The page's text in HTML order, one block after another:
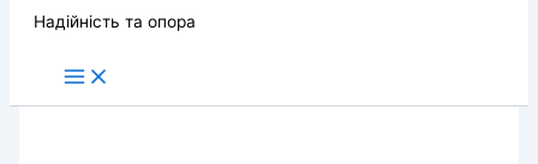
Надійність та опора